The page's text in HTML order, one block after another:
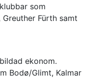
som
Greuther Fürth samt
ekonom.
Bodø/Glimt, Kalmar